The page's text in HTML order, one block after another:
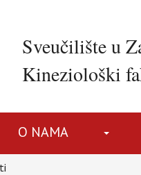
Sveučilište u
Kineziološki
O NAMA